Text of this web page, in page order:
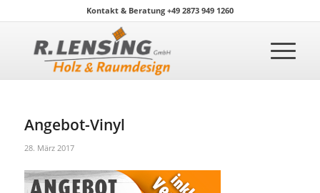
Kontakt & Beratung +49 2873 949 1260
Angebot-Vinyl
28. März 2017